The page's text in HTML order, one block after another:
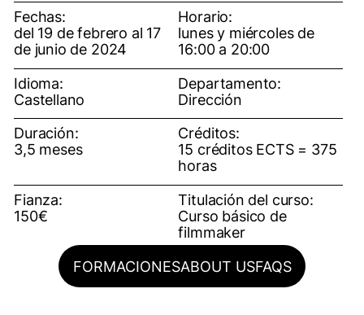
FORMACIONESABOUT USFAQS
Fechas:
del 19 de febrero al 17
de junio de 2024
Horario:
lunes y miércoles de
16:00 a 20:00
Idioma:
Castellano
Departamento:
Dirección
Duración:
3,5 meses
Créditos:
15 créditos ECTS = 375
horas
Fianza:
150€
Titulación del curso:
Curso básico de
filmmaker